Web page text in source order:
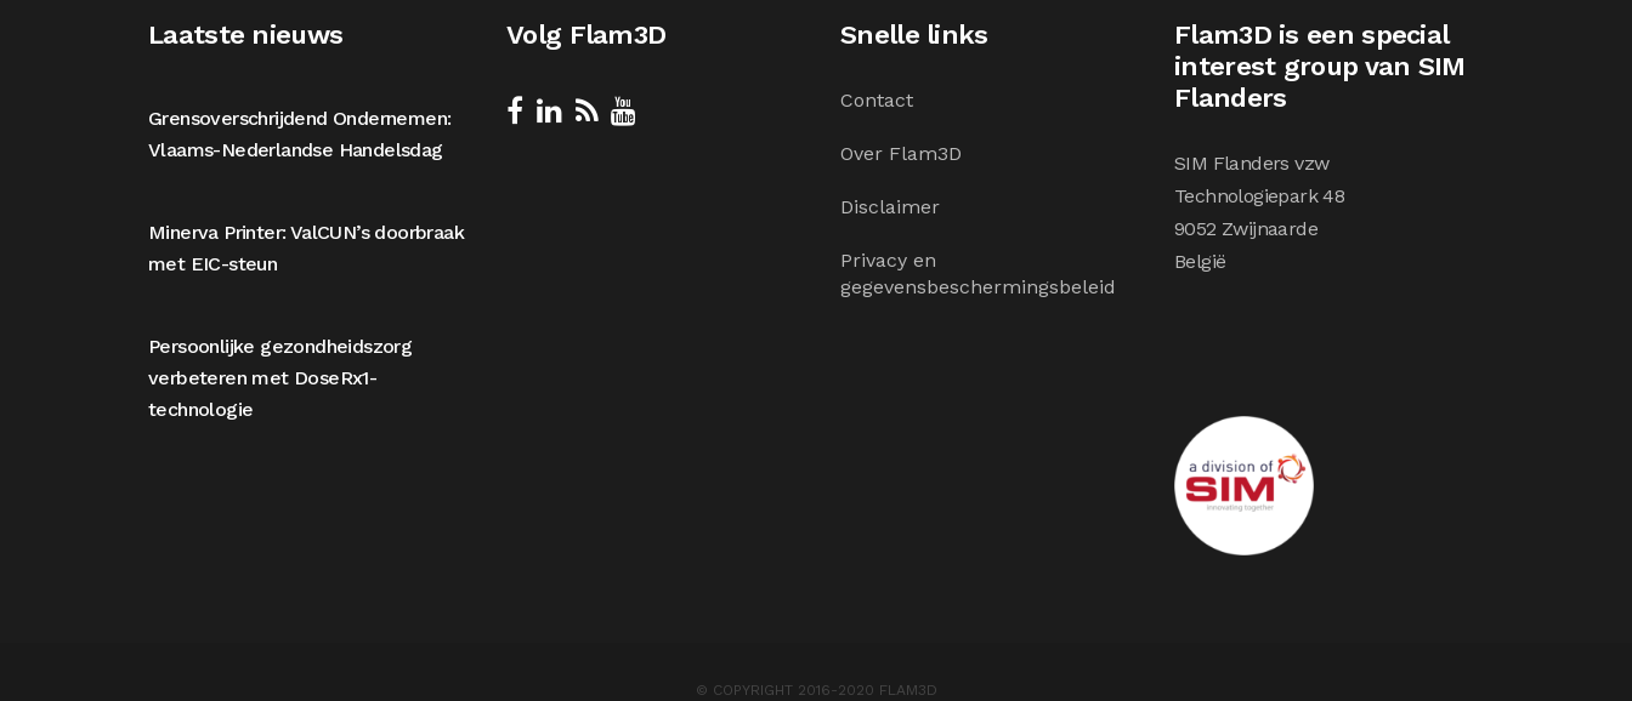
Laatste nieuws
Grensoverschrijdend Ondernemen:
Vlaams-Nederlandse Handelsdag
Minerva Printer: ValCUN’s doorbraak
met EIC-steun
Persoonlijke gezondheidszorg
verbeteren met DoseRx1-
technologie
Volg Flam3D Snelle links
Contact
Over Flam3D
Disclaimer
Privacy en
gegevensbeschermingsbeleid
Flam3D is een special
interest group van SIM
Flanders
SIM Flanders vzw
Technologiepark 48
9052 Zwijnaarde
België
© COPYRIGHT 2016-2020 FLAM3D